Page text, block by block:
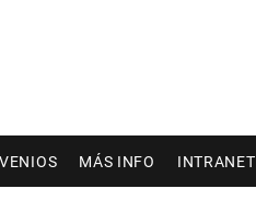
MÁS INFO INTRANET